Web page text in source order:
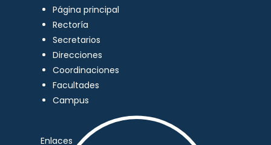
Página principal
Rectoría
Secretarios
Direcciones
Coordinaciones
Facultades
Campus
Enlaces